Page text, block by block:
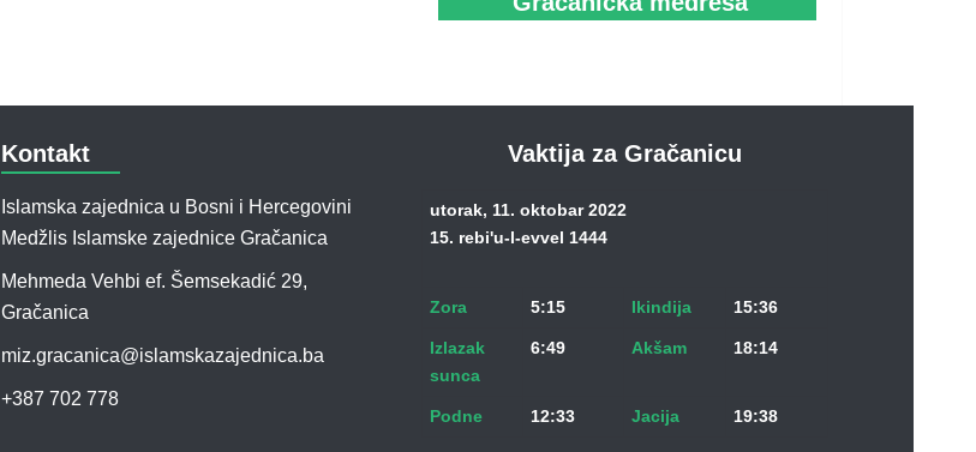
Kontakt
Islamska zajednica u Bosni i Hercegovini
Medžlis Islamske zajednice Gračanica
Mehmeda Vehbi ef. Šemsekadić 29,
Gračanica
miz.gracanica@islamskazajednica.ba
+387 702 778
Vaktija za Gračanicu
utorak, 11. oktobar 2022
15. rebi'u-l-evvel 1444
Zora 5:15 Ikindija 15:36
Izlazak
sunca
6:49 Akšam 18:14
Podne 12:33 Jacija 19:38